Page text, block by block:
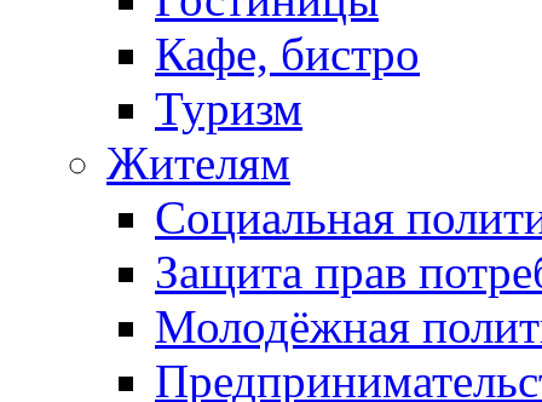
Кафе, бистро
Туризм
Жителям
Социальная
Защита прав
Молодёжная